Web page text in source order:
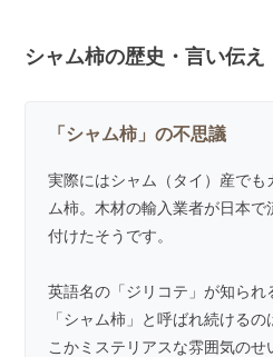
シャム柿の歴史・言い伝え
「シャム柿」の不思議
実際にはシャム（タイ）産でも
ム柿。木材の輸入業者が日本
付けたそうです。
英語名の「ジリコテ」が知られ
「シャム柿」と呼ばれ続ける
こかミステリアスな雰囲気のせ